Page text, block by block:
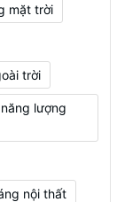
mặt trời
trời
lượng
nội thất